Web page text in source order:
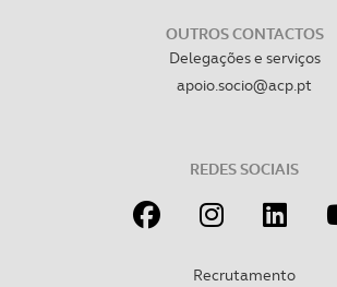
OUTROS CONTACTOS
Delegações e serviços
apoio.socio@acp.pt
REDES SOCIAIS
Recrutamento